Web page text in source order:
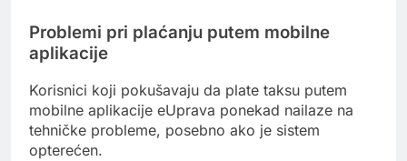
Problemi pri plaćanju putem mobilne
aplikacije
Korisnici koji pokušavaju da plate taksu putem
mobilne aplikacije eUprava ponekad nailaze na
tehničke probleme, posebno ako je sistem
opterećen.